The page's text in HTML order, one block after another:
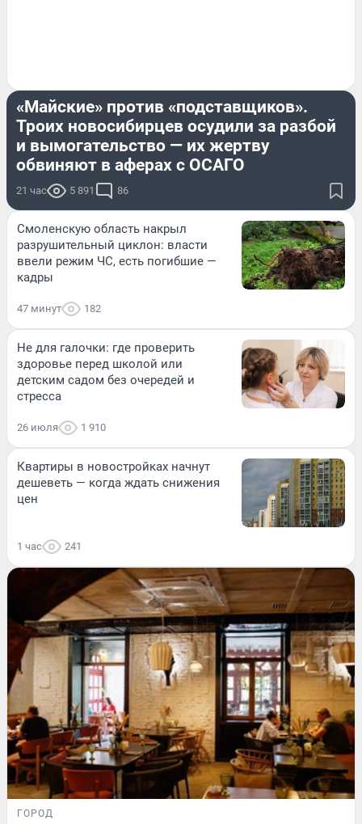
«Майские» против «подставщиков».
Троих новосибирцев осудили за разбой
и вымогательство — их жертву
обвиняют в аферах с ОСАГО
21 час 5 891 86
Смоленскую область накрыл
разрушительный циклон: власти
ввели режим ЧС, есть погибшие —
кадры
47 минут 182
Не для галочки: где проверить
здоровье перед школой или
детским садом без очередей и
стресса
26 июля 1 910
Квартиры в новостройках начнут
дешеветь — когда ждать снижения
цен
1 час 241
ГОРОД